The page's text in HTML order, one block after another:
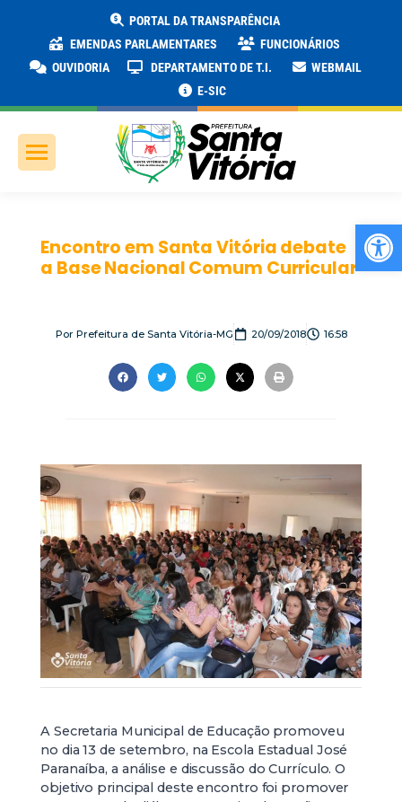
PORTAL DA TRANSPARÊNCIA
EMENDAS PARLAMENTARES
FUNCIONÁRIOS
OUVIDORIA
DEPARTAMENTO DE T.I.
WEBMAIL
E-SIC
Encontro em Santa Vitória debate
a Base Nacional Comum Curricular
PorPrefeitura de Santa Vitória-MG 20/09/2018 16:58
A Secretaria Municipal de Educação promoveu
no dia 13 de setembro, na Escola Estadual José
Paranaíba, a análise e discussão do Currículo. O
objetivo principal deste encontro foi promover